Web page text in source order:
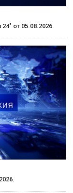
от 05.08.2026.